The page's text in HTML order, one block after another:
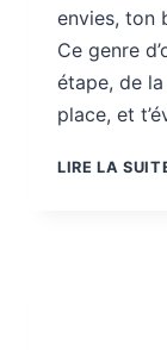
envies, ton
Ce genre
étape, de
place, et
LIRE LA